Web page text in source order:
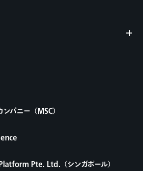
パニー（MSC）
Pte. Ltd.（シンガポール）